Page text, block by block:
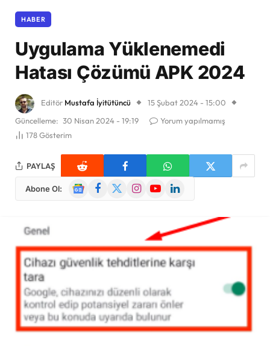
HABER
Uygulama Yüklenemedi
Hatası Çözümü APK 2024
Editör Mustafa İyitütüncü
15 Şubat 2024 - 15:00
Güncelleme: 30 Nisan 2024 - 19:19
Yorum yapılmamış
178Gösterim
PAYLAŞ
Abone Ol:
GoogleFacebook
X
InstagramYouTubeLinkedIn